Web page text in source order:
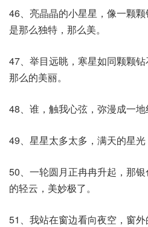
46、亮晶晶的小星星，像一颗
是那么独特，那么美。
47、举目远眺，寒星如同颗颗
那么的美丽。
48、谁，触我心弦，弥漫成一地
49、星星太多太多，满天的星光
50、一轮圆月正冉冉升起，那
的轻云，美妙极了。
51、我站在窗边看向夜空，窗